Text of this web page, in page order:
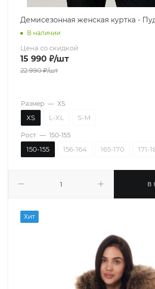
Демисезонная женская куртка -
В наличии
Цена со скидкой
15 990 ₽/шт
22 990₽/шт
В
Размер — XS
XS L-XL S-M
Рост — 150-155
150-155 156-164 165-170 171-
Хит